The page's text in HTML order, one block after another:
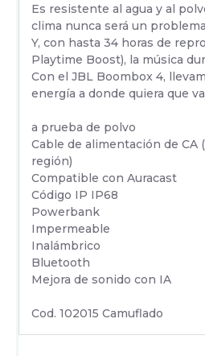
Es resistente al agua y al
clima nunca será un
Y, con hasta 34 horas de
Playtime Boost), la música
Con el JBL Boombox 4,
energía a donde quiera que
a prueba de polvo
Cable de alimentación de CA
región)
Compatible con Auracast
Código IP IP68
Powerbank
Impermeable
Inalámbrico
Bluetooth
Mejora de sonido con IA
Cod. 102015 Camuflado